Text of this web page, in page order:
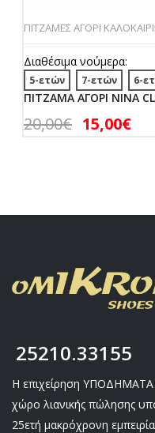
ΠΙΤΖΑΜΕΣ ΑΓΟΡΙ
Διαθέσιμα νούμερα:
5-ετών 7-ετών 6-
ΠΙΤΖΑΜΑ ΑΓΟΡΙ NINA
20,00€ 15,00€
25210.33155
Η επιχείρηση ΥΠΟΔΗΜΑΤΑ
χώρο λιανικής πώλησης
25ετή μακρόχρονη